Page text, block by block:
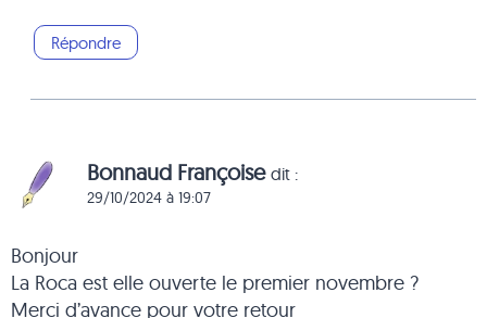
Répondre
Bonnaud Françoise dit :
29/10/2024 à 19:07
Bonjour
La Roca est elle ouverte le premier novembre ?
Merci d’avance pour votre retour